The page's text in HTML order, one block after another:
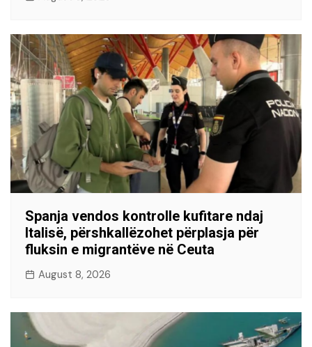
Spanja vendos kontrolle kufitare ndaj
Italisë, përshkallëzohet përplasja për
fluksin e migrantëve në Ceuta
August 8, 2026